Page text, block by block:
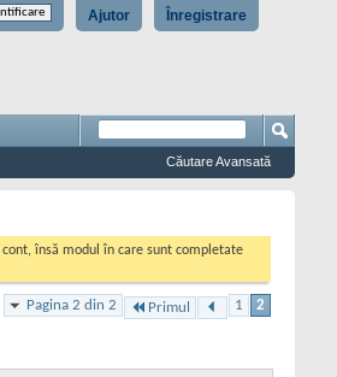
Înregistrare
Ajutor
Căutare Avansată
însă modul în care sunt completate
Pagina 2 din 2 Primul 1 2